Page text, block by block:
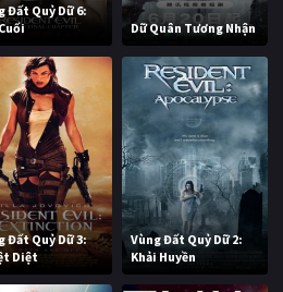
Đất Quỷ Dữ 6:
Dữ Quân Tương Nhận
Đất Quỷ Dữ 3:
Diệt
Vùng Đất Quỷ Dữ 2:
Khải Huyền